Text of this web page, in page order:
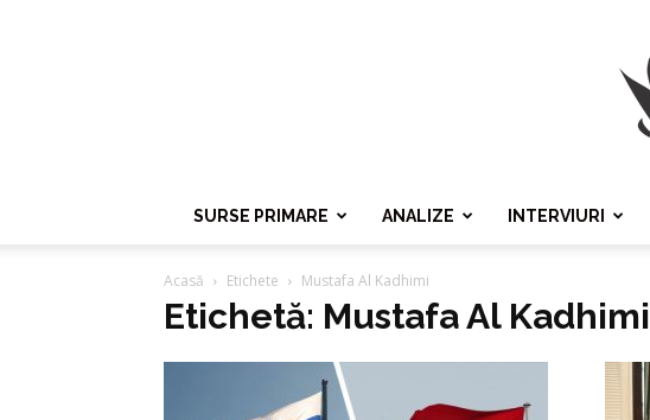
SURSE PRIMARE ANALIZE INTERVIURI
Acasă Etichete Mustafa Al Kadhimi
Etichetă: Mustafa Al Kadhimi